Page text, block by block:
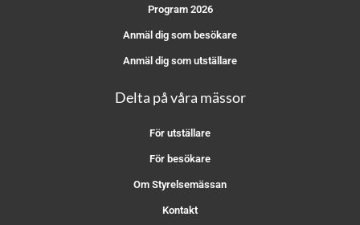
Program 2026
Anmäl dig som besökare
Anmäl dig som utställare
Delta på våra mässor
För utställare
För besökare
Om Styrelsemässan
Kontakt